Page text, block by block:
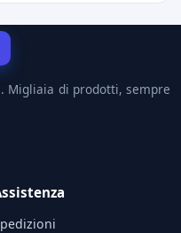
Migliaia di prodotti, sempre